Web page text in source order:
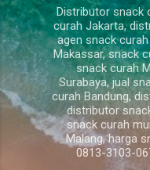
Distributor snack
curah Jakarta,
agen snack
Makassar, snack
snack curah
Surabaya, jual
curah Bandung,
distributor
snack curah
Malang, harga
0813-3103-